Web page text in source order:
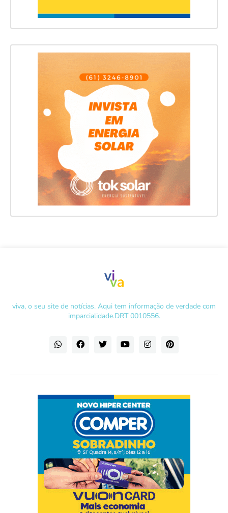
viva, o seu site de notícias. Aqui tem informação de verdade com
imparcialidade.DRT 0010556.